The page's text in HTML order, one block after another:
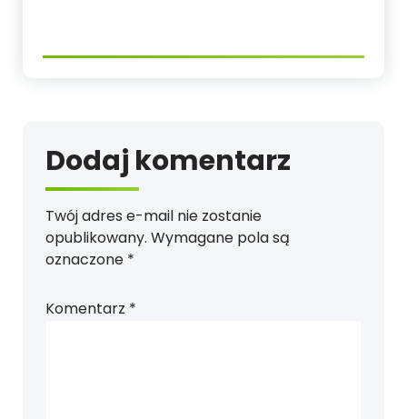
Dodaj komentarz
Twój adres e-mail nie zostanie
opublikowany. Wymagane pola są
oznaczone *
Komentarz *